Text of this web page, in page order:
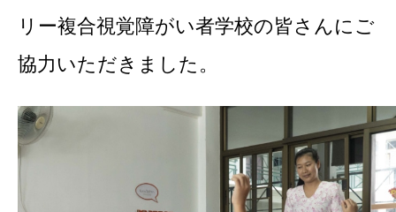
リー複合視覚障がい者学校の皆さんにご
協力いただきました。